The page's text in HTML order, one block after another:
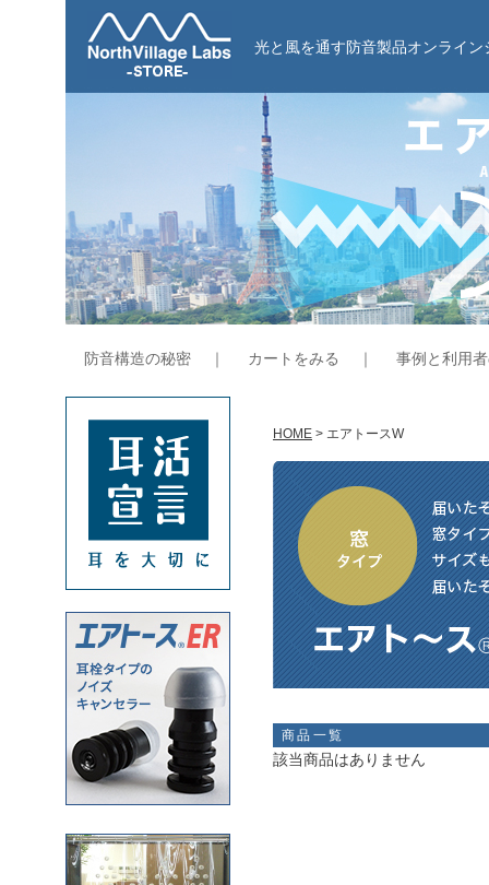
光と風を通す防音製品オンライン
防音構造の秘密 ｜ カートをみる ｜ 事例と利用
HOME > エアトースW
商品一覧
該当商品はありません